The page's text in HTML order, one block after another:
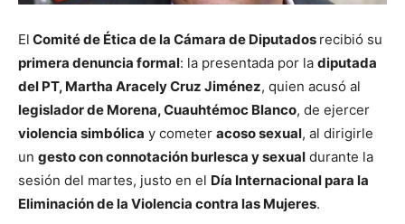
El Comité de Ética de la Cámara de Diputados recibió su
primera denuncia formal: la presentada por la diputada
del PT, Martha Aracely Cruz Jiménez, quien acusó al
legislador de Morena, Cuauhtémoc Blanco, de ejercer
violencia simbólica y cometer acoso sexual, al dirigirle
un gesto con connotación burlesca y sexual durante la
sesión del martes, justo en el Día Internacional para la
Eliminación de la Violencia contra las Mujeres.